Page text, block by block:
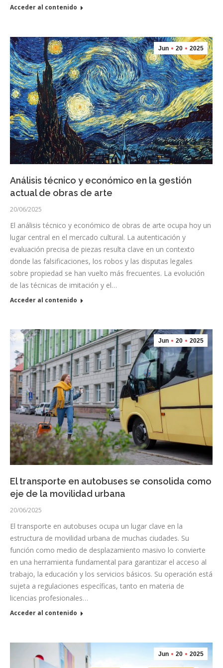
Acceder al contenido
Jun 20 2025
Análisis técnico y económico en la gestión
actual de obras de arte
20/06/2025
El análisis técnico y económico de obras de arte ocupa hoy un
lugar central en el mercado cultural. La autenticación y
evaluación precisa de piezas resulta clave en un contexto
donde las falsificaciones, los robos y las disputas legales
sobre propiedad se han vuelto más frecuentes. La evolución
de las técnicas de imitación y el…
Acceder al contenido
Jun 20 2025
El transporte en autobuses se consolida como
eje de la movilidad urbana
20/06/2025
El transporte en autobuses ocupa un lugar clave en la
estructura de movilidad urbana de muchas ciudades. Su
función como medio de desplazamiento masivo lo convierte
en una herramienta fundamental para garantizar el acceso al
trabajo, la educación y los servicios básicos. Su operación está
sujeta a regulaciones específicas, tanto en materia de
licencias profesionales…
Acceder al contenido
Jun 20 2025